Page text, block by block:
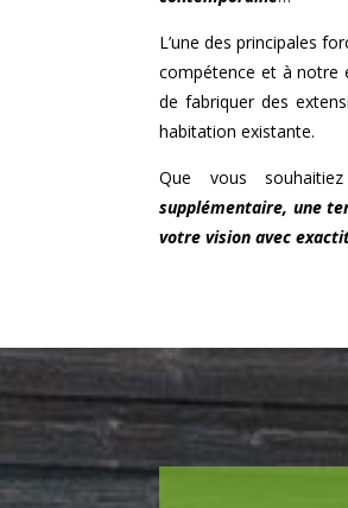
L’une des principales
compétence et à notre
de fabriquer des
habitation existante.
Que vous
supplémentaire, une
votre vision avec